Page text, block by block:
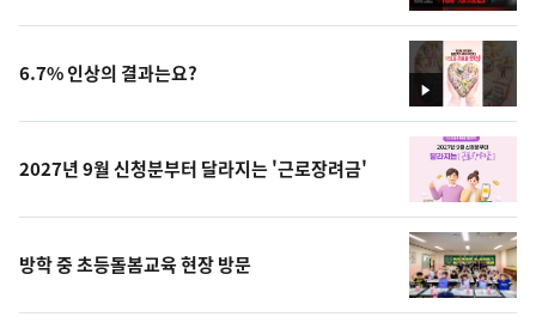
상
영
상
6.7% 인상의 결과는요?
2027년 9월 신청분부터 달라지는 '근로장려금'
방학 중 초등돌봄교육 현장 방문